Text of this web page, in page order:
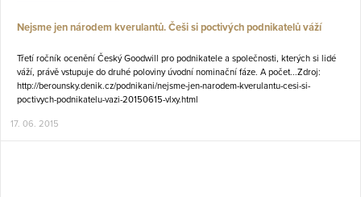
Nejsme jen národem kverulantů. Češi si poctivých podnikatelů váží
Třetí ročník ocenění Český Goodwill pro podnikatele a společnosti, kterých si lidé
váží, právě vstupuje do druhé poloviny úvodní nominační fáze. A počet...Zdroj:
http://berounsky.denik.cz/podnikani/nejsme-jen-narodem-kverulantu-cesi-si-
poctivych-podnikatelu-vazi-20150615-vlxy.html
17. 06. 2015